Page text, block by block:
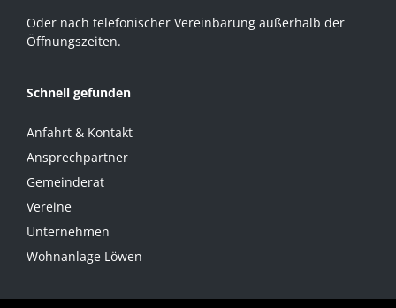
Oder nach telefonischer Vereinbarung außerhalb der
Öffnungszeiten.
Schnell gefunden
Anfahrt & Kontakt
Ansprechpartner
Gemeinderat
Vereine
Unternehmen
Wohnanlage Löwen